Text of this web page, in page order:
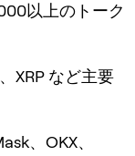
以上のトーク
XRP など主要
、OKX、